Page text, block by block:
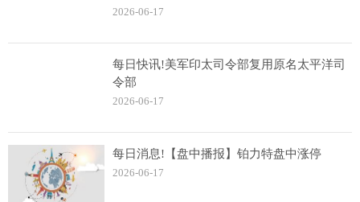
2026-06-17
每日快讯!美军印太司令部复用原名太平洋司
令部
2026-06-17
每日消息!【盘中播报】铂力特盘中涨停
2026-06-17